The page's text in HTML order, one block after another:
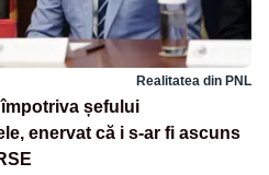
Realitatea din PNL
șefului
enervat că i s-ar fi ascuns